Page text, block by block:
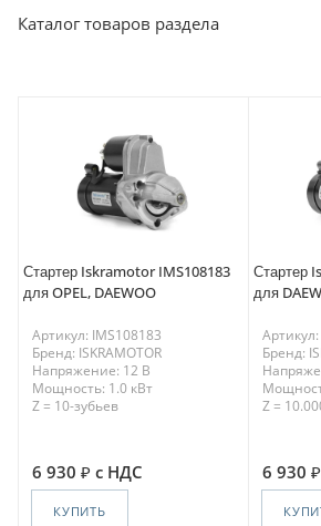
Каталог товаров раздела
Стартер Iskramotor IMS108183
для OPEL, DAEWOO
Артикул: IMS108183
Бренд: ISKRAMOTOR
Напряжение: 12 В
Мощность: 1.0 кВт
Z = 10-зубьев
6 930 с НДС
КУПИТЬ
Стартер
для
Бренд:
Z =
6 930